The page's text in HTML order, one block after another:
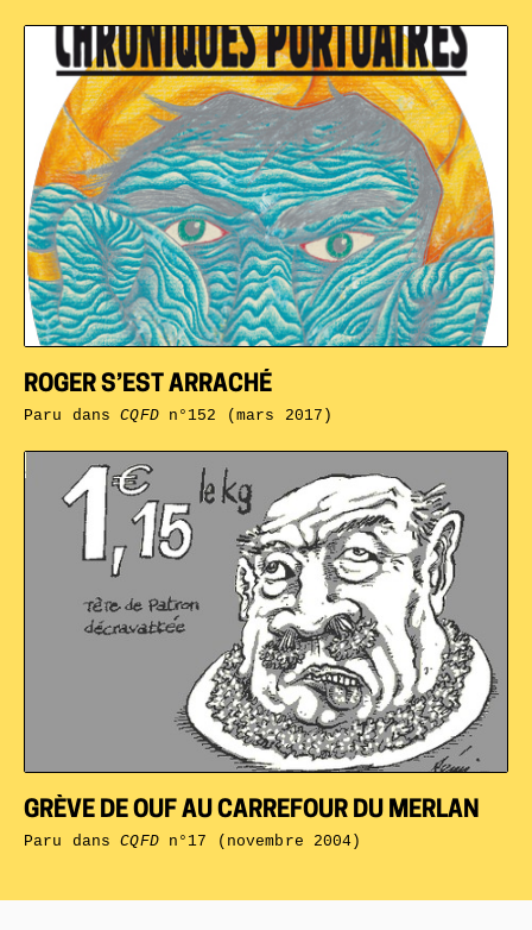
GRÈVE DE OUF AU CARREFOUR DU MERLAN
Paru dansCQFDn°17 (novembre 2004)
ROGER S’EST ARRACHÉ
Paru dansCQFDn°152 (mars 2017)